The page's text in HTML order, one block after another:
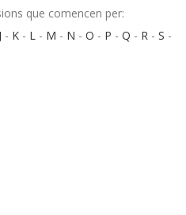
que comencen per:
J - K - L - M - N - O - P - Q - R - S -